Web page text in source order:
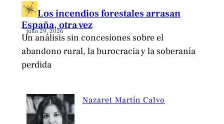
Los incendios forestales arrasan
España, otra vez
julio 29, 2026
Un análisis sin concesiones sobre el
abandono rural, la burocracia y la soberanía
perdida
Nazaret Martín Calvo